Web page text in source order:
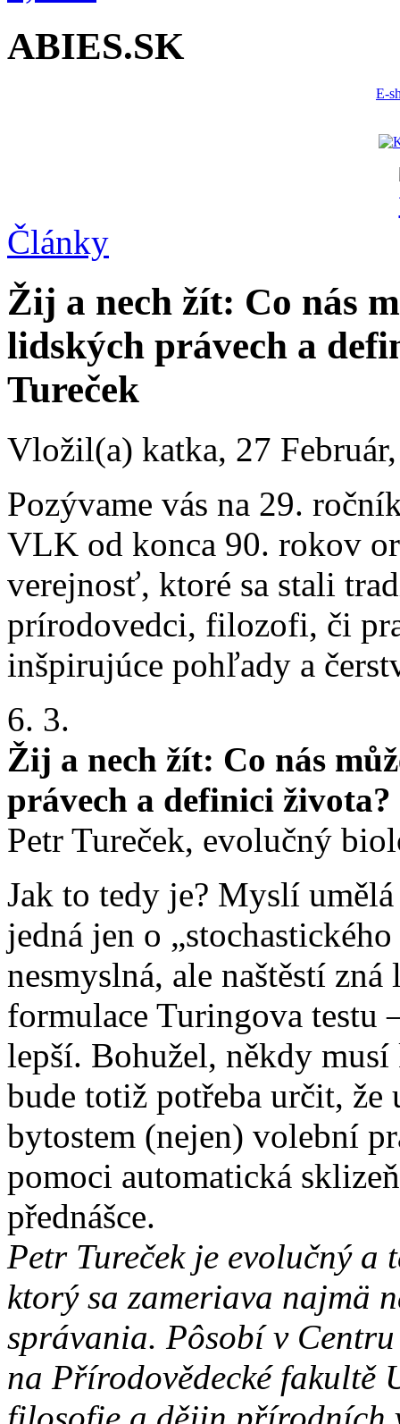
ABIES.SK
E-
Články
Žij a nech žít: Co nás
lidských právech a
Tureček
Vložil(a) katka, 27
Pozývame vás na 29.
VLK od konca 90. rokov
verejnosť, ktoré sa stali
prírodovedci, filozofi, či
inšpirujúce pohľady a
6. 3.
Žij a nech žít: Co nás
právech a definici života?
Petr Tureček, evolučný
Jak to tedy je? Myslí
jedná jen o
nesmyslná, ale naštěstí
formulace Turingova testu
lepší. Bohužel, někdy
bude totiž potřeba určit,
bytostem (nejen) volební
pomoci automatická
přednášce.
Petr Tureček je evolučný
ktorý sa zameriava najmä
správania. Pôsobí v
na Přírodovědecké fakultě